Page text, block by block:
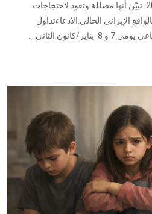
لمظاهرات حاشدة في إيران 2026. تبيّن أنها مضللة وتعود لاحتجاجات
صلة لها بالواقع الإيراني الحالي.الادعاءتداول
الثاني ...